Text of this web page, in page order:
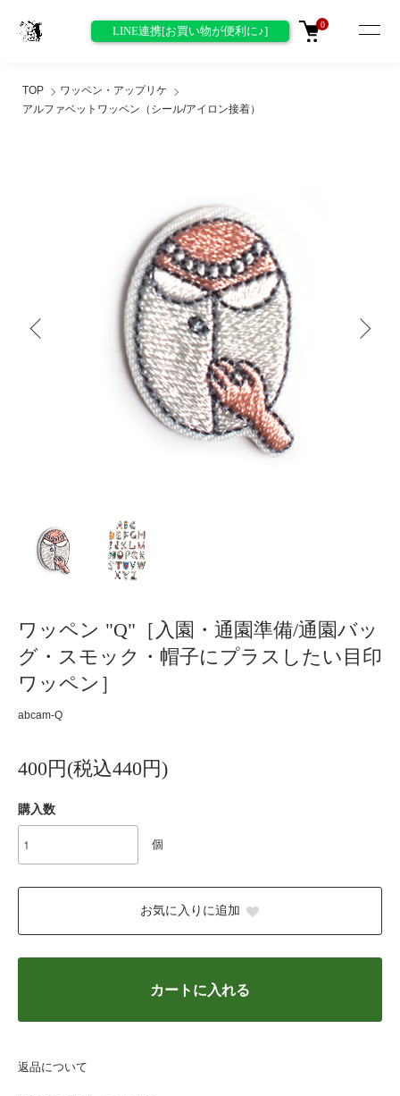
LINE連携[お買い物が便利に♪] 0
TOP
ワッペン・アップリケ
アルファベットワッペン（シール/アイロン接着）
ワッペン "Q"［入園・通園準備/通園バッ
グ・スモック・帽子にプラスしたい目印
ワッペン］
abcam-Q
400円(税込440円)
購入数
個
お気に入りに追加
カートに入れる
返品について